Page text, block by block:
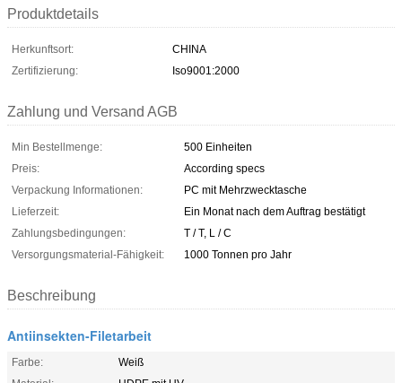
Produktdetails
Herkunftsort:
CHINA
Zertifizierung:
Iso9001:2000
Zahlung und Versand AGB
Min Bestellmenge:
500 Einheiten
Preis:
According specs
Verpackung Informationen:
PC mit Mehrzwecktasche
Lieferzeit:
Ein Monat nach dem Auftrag bestätigt
Zahlungsbedingungen:
T / T, L / C
Versorgungsmaterial-Fähigkeit:
1000 Tonnen pro Jahr
Beschreibung
Antiinsekten-Filetarbeit
Farbe:
Weiß